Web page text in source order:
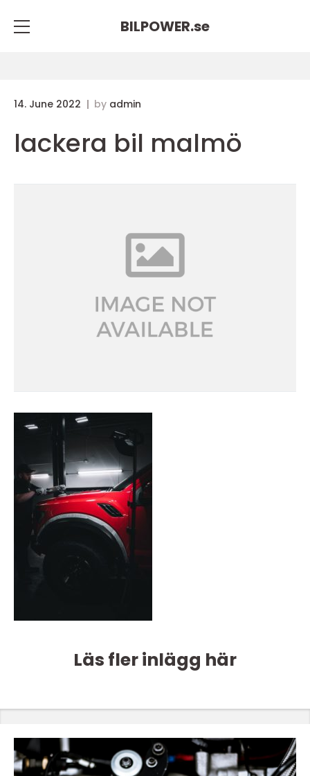
BILPOWER.se
14. June 2022 by admin
lackera bil malmö
Läs fler inlägg här